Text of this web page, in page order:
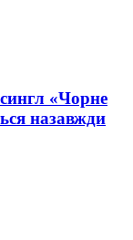
«Чорне
назавжди